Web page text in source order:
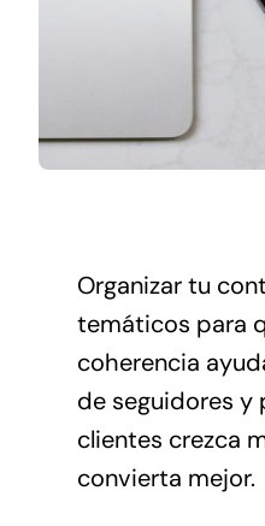
Organizar tu
temáticos para
coherencia
de seguidores y
clientes crezca
convierta mejor.